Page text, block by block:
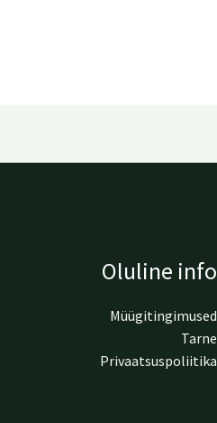
Oluline info
Müügitingimused
Tarne
Privaatsuspoliitika